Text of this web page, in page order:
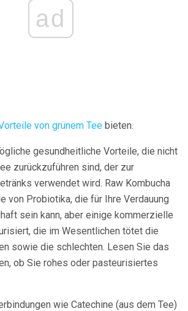
ad
von grünem Tee bieten.
gesundheitliche Vorteile, die nicht
zurückzuführen sind, der zur
verwendet wird. Raw Kombucha
von Probiotika, die für Ihre Verdauung
sein kann, aber einige kommerzielle
die im Wesentlichen tötet die
sowie die schlechten. Lesen Sie das
ob Sie rohes oder pasteurisiertes
wie Catechine (aus dem Tee)